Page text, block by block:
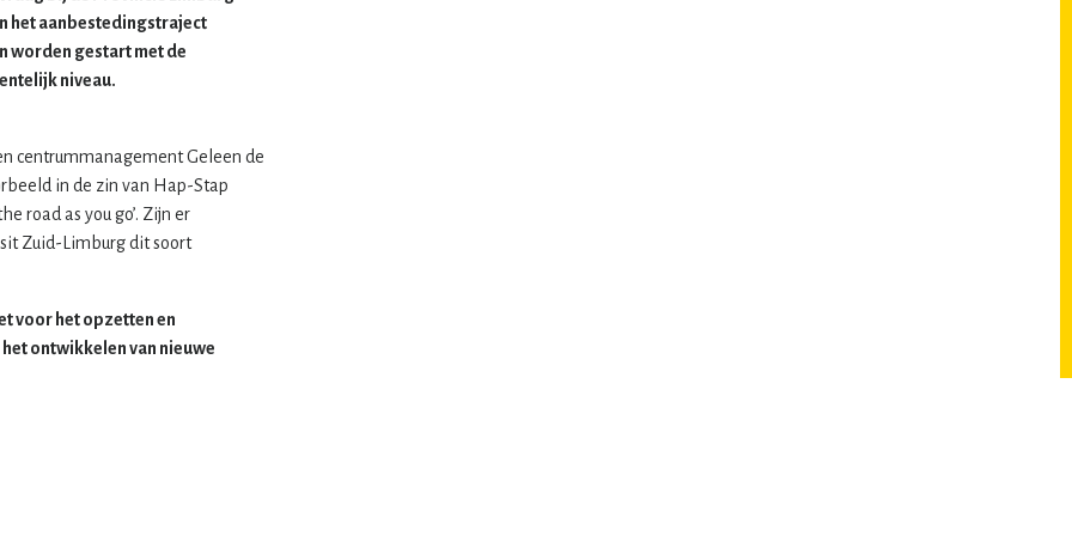
het aanbestedingstraject
worden gestart met de
niveau.
centrummanagement Geleen de
in de zin van Hap-Stap
road as you go’. Zijn er
Zuid-Limburg dit soort
voor het opzetten en
ontwikkelen van nieuwe